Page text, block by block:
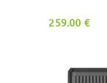
259.00 €